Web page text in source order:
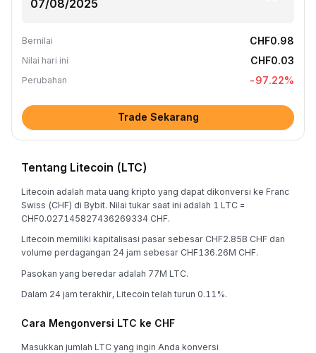
Bernilai CHF0.98
Nilai hari ini CHF0.03
Perubahan -97.22%
Trade Sekarang
Tentang Litecoin (LTC)
Litecoin adalah mata uang kripto yang dapat dikonversi ke Franc
Swiss (CHF) di Bybit. Nilai tukar saat ini adalah 1 LTC =
CHF0.027145827436269334 CHF.
Litecoin memiliki kapitalisasi pasar sebesar CHF2.85B CHF dan
volume perdagangan 24 jam sebesar CHF136.26M CHF.
Pasokan yang beredar adalah 77M LTC.
Dalam 24 jam terakhir, Litecoin telah turun 0.11%.
Cara Mengonversi LTC ke CHF
Masukkan jumlah LTC yang ingin Anda konversi